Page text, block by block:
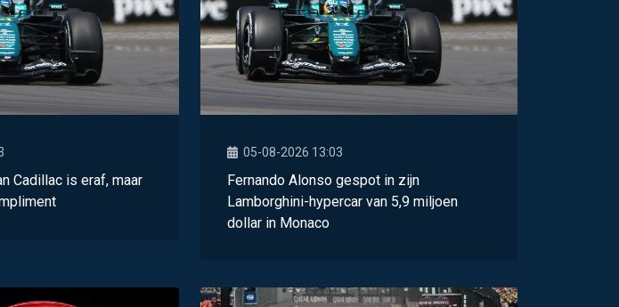
Cadillac is eraf, maar
05-08-2026 13:03
Fernando Alonso gespot in zijn
Lamborghini-hypercar van 5,9 miljoen
dollar in Monaco